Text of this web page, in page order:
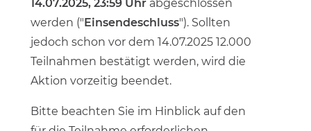
14.07.2025, 23:59 Uhr abgeschlossen
werden ("Einsendeschluss"). Sollten
jedoch schon vor dem 14.07.2025 12.000
Teilnahmen bestätigt werden, wird die
Aktion vorzeitig beendet.
Bitte beachten Sie im Hinblick auf den